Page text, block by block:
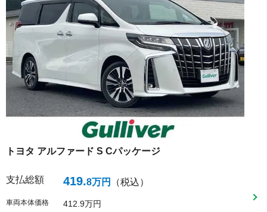
トヨタ アルファード S Cパッケージ
支払総額 419.8万円 （税込）
車両本体価格 412 9万円